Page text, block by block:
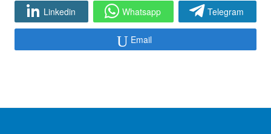
Linkedin Whatsapp Telegram
Email